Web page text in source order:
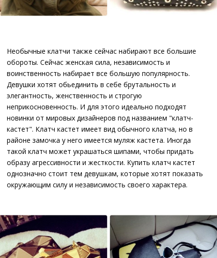
Необычные клатчи также сейчас набирают все большие
обороты. Сейчас женская сила, независимость и
воинственность набирает все большую популярность.
Девушки хотят обьединить в себе брутальность и
элегантность, женственность и строгую
неприкосновенность. И для этого идеально подходят
новинки от мировых дизайнеров под названием "клатч-
кастет". Клатч кастет имеет вид обычного клатча, но в
районе замочка у него имеется муляж кастета. Иногда
такой клатч может украшаться шипами, чтобы придать
образу агрессивности и жесткости. Купить клатч кастет
однозначно стоит тем девушкам, которые хотят показать
окружающим силу и независимость своего характера.